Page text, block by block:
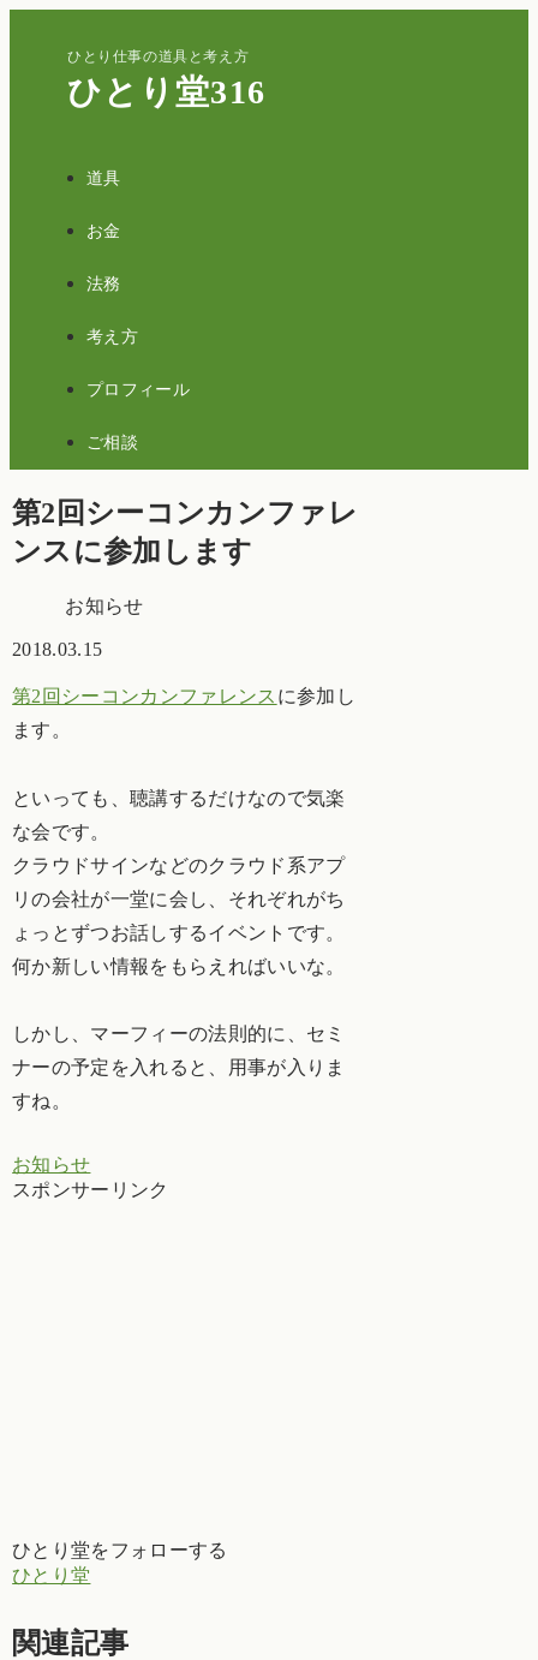
ひとり仕事の道具と考え方
ひとり堂316
道具
お金
法務
考え方
プロフィール
ご相談
第2回シーコンカンファレ
ンスに参加します
お知らせ
2018.03.15
第2回シーコンカンファレンス に参加し
ます。
といっても、聴講するだけなので気楽
な会です。
クラウドサインなどのクラウド系アプ
リの会社が一堂に会し、それぞれがち
ょっとずつお話しするイベントです。
何か新しい情報をもらえればいいな。
しかし、マーフィーの法則的に、セミ
ナーの予定を入れると、用事が入りま
すね。
お知らせ
スポンサーリンク
ひとり堂をフォローする
ひとり堂
関連記事